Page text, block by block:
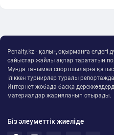
Penalty.kz - қалың оқырманға елдегі
сайыстар жайлы ақпар тарататын
Мұнда танымал спортшыларға
іліккен турнирлер туралы
Интернет-жобада басқа
материалдар жарияланып отырады.
Біз әлеуметтік жиеліде